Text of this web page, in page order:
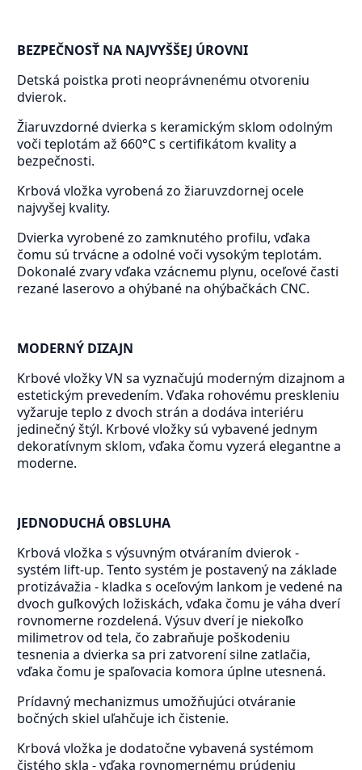
BEZPEČNOSŤ NA NAJVYŠŠEJ ÚROVNI
Detská poistka proti neoprávnenému otvoreniu
dvierok.
Žiaruvzdorné dvierka s keramickým sklom odolným
voči teplotám až 660°C s certifikátom kvality a
bezpečnosti.
Krbová vložka vyrobená zo žiaruvzdornej ocele
najvyšej kvality.
Dvierka vyrobené zo zamknutého profilu, vďaka
čomu sú trvácne a odolné voči vysokým teplotám.
Dokonalé zvary vďaka vzácnemu plynu, oceľové časti
rezané laserovo a ohýbané na ohýbačkách CNC.
MODERNÝ DIZAJN
Krbové vložky VN sa vyznačujú moderným dizajnom a
estetickým prevedením. Vďaka rohovému preskleniu
vyžaruje teplo z dvoch strán a dodáva interiéru
jedinečný štýl. Krbové vložky sú vybavené jednym
dekoratívnym sklom, vďaka čomu vyzerá elegantne a
moderne.
JEDNODUCHÁ OBSLUHA
Krbová vložka s výsuvným otváraním dvierok -
systém lift-up. Tento systém je postavený na základe
protizávažia - kladka s oceľovým lankom je vedené na
dvoch guľkových ložiskách, vďaka čomu je váha dverí
rovnomerne rozdelená. Výsuv dverí je niekoľko
milimetrov od tela, čo zabraňuje poškodeniu
tesnenia a dvierka sa pri zatvorení silne zatlačia,
vďaka čomu je spaľovacia komora úplne utesnená.
Prídavný mechanizmus umožňujúci otváranie
bočných skiel uľahčuje ich čistenie.
Krbová vložka je dodatočne vybavená systémom
čistého skla - vďaka rovnomernému prúdeniu